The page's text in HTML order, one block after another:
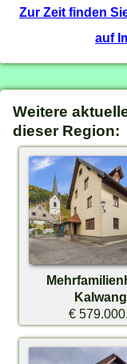
Zur Zeit finden
auf
Weitere
dieser Region:
Kalwang
€